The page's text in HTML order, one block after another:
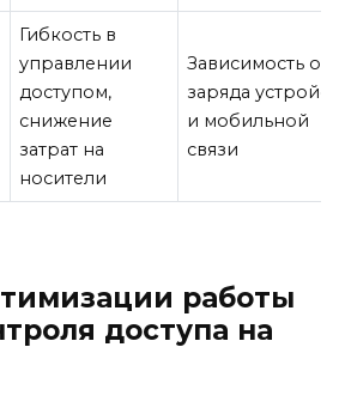
Гибкость в
управлении
доступом,
снижение
затрат на
носители
Зависимость от
заряда
и мобильной
связи
работы
доступа на